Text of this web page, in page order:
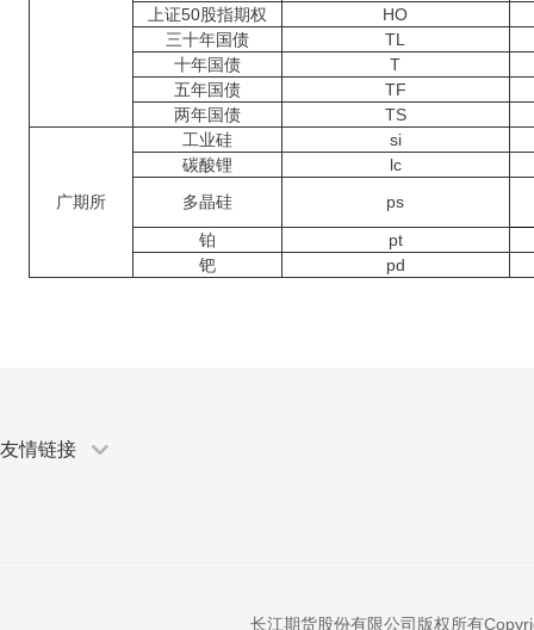
上证50股指期权
HO
三十年国债
TL
十年国债
T
五年国债
TF
两年国债
TS
广期所
工业硅
si
碳酸锂
lc
多晶硅
ps
铂
pt
钯
pd
友情链接
长江期货股份有限公司版权所有